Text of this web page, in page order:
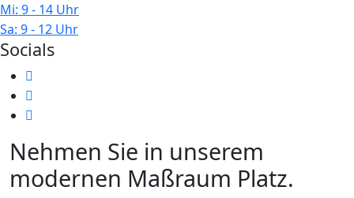
Mi: 9 - 14 Uhr
Sa: 9 - 12 Uhr
Socials
Nehmen Sie in unserem
modernen Maßraum Platz.